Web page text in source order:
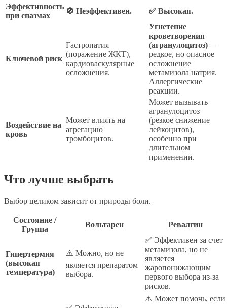
Эффективность
при спазмах
🚫 Неэффективен. ✅ Высокая.
Ключевой риск
Гастропатия
(поражение ЖКТ),
кардиоваскулярные
осложнения.
Угнетение
кроветворения
(агранулоцитоз) —
редкое, но опасное
осложнение
метамизола натрия.
Аллергические
реакции.
Воздействие на
кровь
Может влиять на
агрегацию
тромбоцитов.
Может вызывать
агранулоцитоз
(резкое снижение
лейкоцитов),
особенно при
длительном
применении.
Что лучше выбрать
Выбор целиком зависит от природы боли.
Состояние /
Группа
Вольтарен Ревалгин
Гипертермия
(высокая
температура)
⚠️ Можно, но не
является препаратом
выбора.
✅ Эффективен за счет
метамизола, но не
является
жаропонижающим
первого выбора из-за
рисков.
⚠️ Может помочь, если